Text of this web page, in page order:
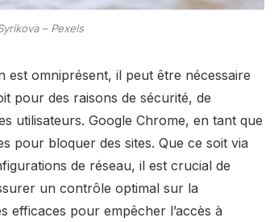
– Pexels
est omniprésent, il peut être nécessaire
pour des raisons de sécurité, de
utilisateurs. Google Chrome, en tant que
pour bloquer des sites. Que ce soit via
de réseau, il est crucial de
un contrôle optimal sur la
efficaces pour empêcher l’accès à